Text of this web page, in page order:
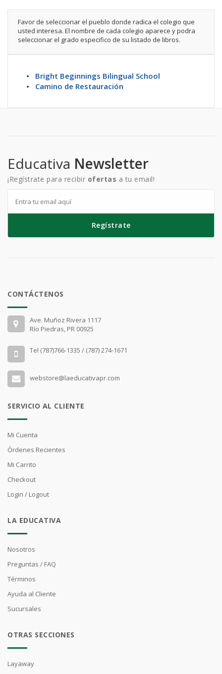
Favor de seleccionar el pueblo donde radica el colegio que
usted interesa. El nombre de cada colegio aparece y podra
seleccionar el grado especifico de su listado de libros.
• Bright Beginnings Bilingual School
• Camino de Restauración
Educativa Newsletter
¡Regístrate para recibir ofertas a tu email!
Regístrate
CONTÁCTENOS
Ave. Muñoz Rivera 1117
Río Piedras, PR 00925
Tel (787)766-1335 / (787) 274-1671
webstore@laeducativapr.com
SERVICIO AL CLIENTE
Mi Cuenta
Órdenes Recientes
Mi Carrito
Checkout
Login / Logout
LA EDUCATIVA
Nosotros
Preguntas / FAQ
Términos
Ayuda al Cliente
Sucursales
OTRAS SECCIONES
Layaway